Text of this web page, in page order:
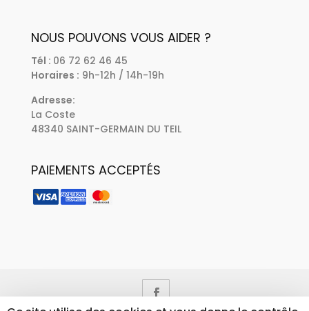
NOUS POUVONS VOUS AIDER ?
Tél : 06 72 62 46 45
Horaires : 9h-12h / 14h-19h
Adresse:
La Coste
48340 SAINT-GERMAIN DU TEIL
PAIEMENTS ACCEPTÉS